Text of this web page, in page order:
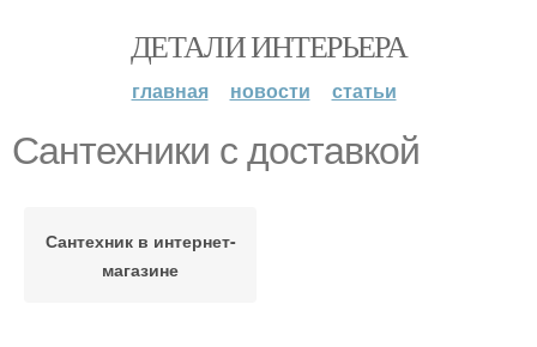
ДЕТАЛИ ИНТЕРЬЕРА
главная новости статьи
Сантехники с доставкой
Сантехник в интернет-
магазине